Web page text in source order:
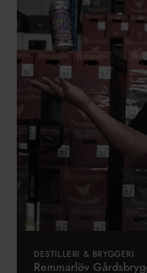
DESTILLERI & BRYGGERI
Remmarlöv